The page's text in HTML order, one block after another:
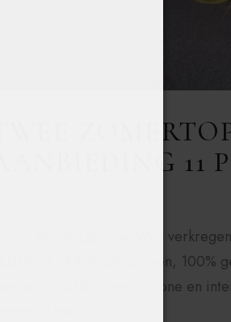
TWEE
AANBIEDING 11
-Vinho Verde Especial Wijn
PEDERNÃ (ARINTO)-druiven,
intense citruskleur, een schone en